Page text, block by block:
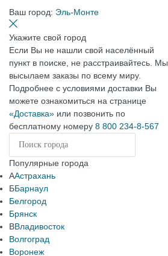
Ваш город: Эль-Монте
Укажите свой город
Если Вы не нашли свой населённый
пункт в поиске, не расстраивайтесь. Мы
высылаем заказы по всему миру.
Подробнее с условиями доставки Вы
можете ознакомиться на странице
«Доставка» или позвонить по
бесплатному номеру 8 800 234-8-567
Популярные города
ААстрахань
ББарнаул
Белгород
Брянск
ВВладивосток
Волгоград
Воронеж